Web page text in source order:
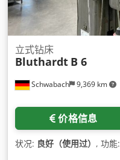
Schwabach 9,369 km
立式钻床
Bluthardt B 6
价格信息
状况: 良好（使用过） , 功能: